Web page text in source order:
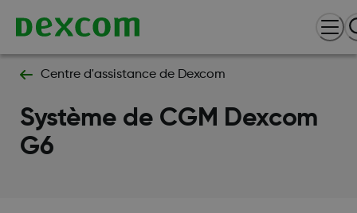
Centre d'assistance de Dexcom
Système de CGM Dexcom
G6